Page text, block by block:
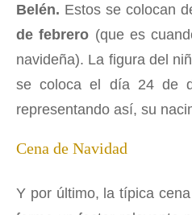
Belén. Estos se colocan
de febrero (que es
navideña). La figura del
se coloca el día 24 de
representando así, su
Cena de Navidad
Y por último, la típica